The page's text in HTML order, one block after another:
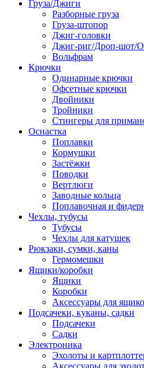
Груза/Джиги
Разборные груза
Груза-штопор
Джиг-головки
Джиг-риг/Дроп-шот/
Вольфрам
Крючки
Одинарные крючки
Офсетные крючки
Двойники
Тройники
Стингеры для
Оснастка
Поплавки
Кормушки
Застёжки
Поводки
Вертлюги
Заводные кольца
Поплавочная и
Чехлы, тубусы
Тубусы
Чехлы для катушек
Рюкзаки, сумки, каны
Гермомешки
Ящики/коробки
Ящики
Коробки
Аксессуары для
Подсачеки, куканы, садки
Подсачеки
Садки
Электроника
Эхолоты и
Аксессуары для